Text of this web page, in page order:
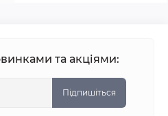
та акціями:
Підпишіться